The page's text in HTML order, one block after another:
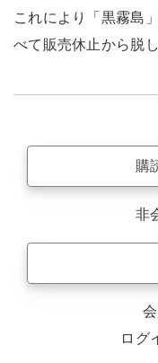
これにより「黒霧島
べて販売休止から脱
購
非
ログ